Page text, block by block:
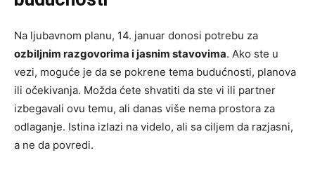
Na ljubavnom planu, 14. januar donosi potrebu za
ozbiljnim razgovorima i jasnim stavovima. Ako ste u
vezi, moguće je da se pokrene tema budućnosti, planova
ili očekivanja. Možda ćete shvatiti da ste vi ili partner
izbegavali ovu temu, ali danas više nema prostora za
odlaganje. Istina izlazi na videlo, ali sa ciljem da razjasni,
a ne da povredi.